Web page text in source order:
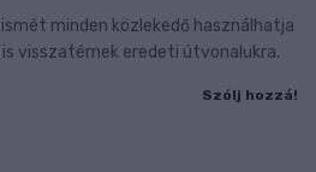
minden közlekedő használhatja
visszatérnek eredeti útvonalukra.
Szólj hozzá!